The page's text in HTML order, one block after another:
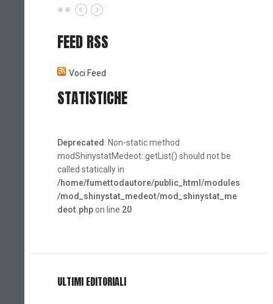
FEED RSS
Voci Feed
STATISTICHE
Deprecated : Non-static method
modShinystatMedeot::getList() should not be
called statically in
/home/fumettodautore/public_html/modules
/mod_shinystat_medeot/mod_shinystat_me
deot.phpon line 20
ULTIMI EDITORIALI